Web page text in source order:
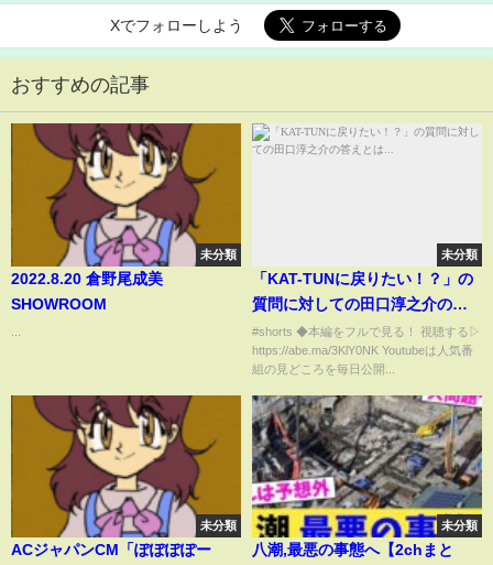
Xでフォローしよう
おすすめの記事
未分類
2022.8.20 倉野尾成美
SHOWROOM
未分類
「KAT-TUNに戻りたい！？」の
質問に対しての田口淳之介の答
えとは...
#shorts ◆本編をフルで見る！ 視聴する▷
https://abe.ma/3KlY0NK Youtubeは人気番
組の見どころを毎日公開...
未分類
ACジャパンCM「ぽぽぽぽー
未分類
八潮,最悪の事態へ【2chまと